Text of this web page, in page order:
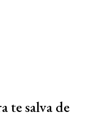
te salva de